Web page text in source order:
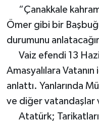
“Çanakkale
Ömer gibi bir
durumunu
Vaiz efendi 13
Amasyalılara
anlattı. Yanlarında
ve diğer vatandaşlar
Atatürk;